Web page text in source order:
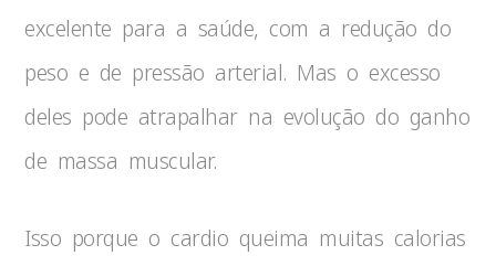
excelente para a saúde, com a redução do
peso e de pressão arterial. Mas o excesso
deles pode atrapalhar na evolução do ganho
de massa muscular.
Isso porque o cardio queima muitas calorias